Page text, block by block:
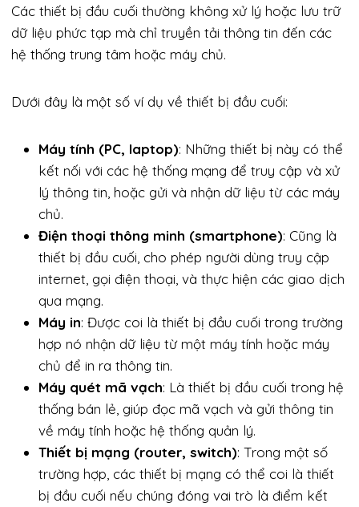
Các thiết bị đầu cuối thường không xử lý hoặc lưu trữ
dữ liệu phức tạp mà chỉ truyền tải thông tin đến các
hệ thống trung tâm hoặc máy chủ.
Dưới đây là một số ví dụ về thiết bị đầu cuối:
Máy tính (PC, laptop): Những thiết bị này có thể
kết nối với các hệ thống mạng để truy cập và xử
lý thông tin, hoặc gửi và nhận dữ liệu từ các máy
chủ.
Điện thoại thông minh (smartphone): Cũng là
thiết bị đầu cuối, cho phép người dùng truy cập
internet, gọi điện thoại, và thực hiện các giao dịch
qua mạng.
Máy in: Được coi là thiết bị đầu cuối trong trường
hợp nó nhận dữ liệu từ một máy tính hoặc máy
chủ để in ra thông tin.
Máy quét mã vạch: Là thiết bị đầu cuối trong hệ
thống bán lẻ, giúp đọc mã vạch và gửi thông tin
về máy tính hoặc hệ thống quản lý.
Thiết bị mạng (router, switch): Trong một số
trường hợp, các thiết bị mạng có thể coi là thiết
bị đầu cuối nếu chúng đóng vai trò là điểm kết